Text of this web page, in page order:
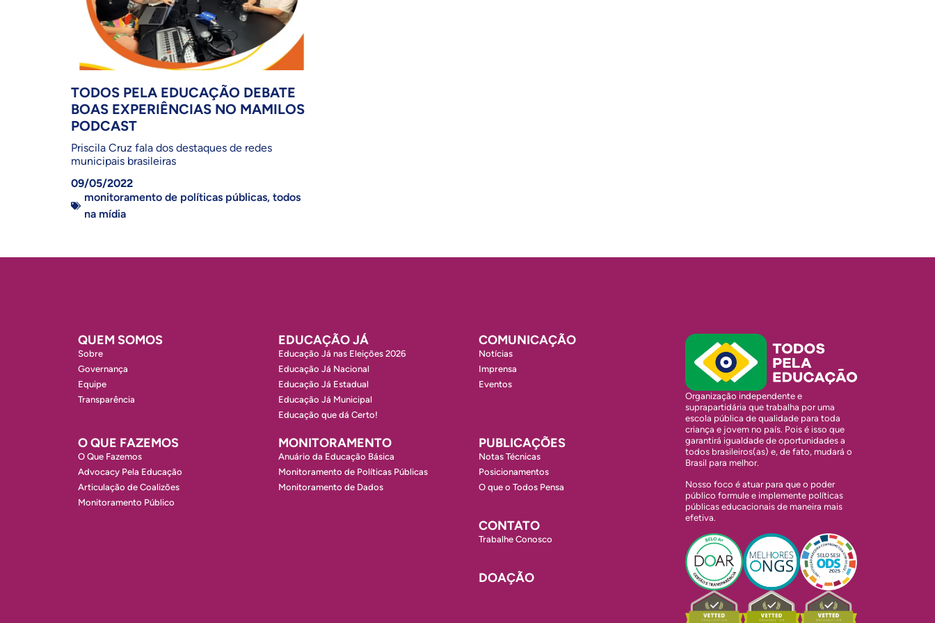
TODOS PELA EDUCAÇÃO DEBATE
BOAS EXPERIÊNCIAS NO MAMILOS
PODCAST
Priscila Cruz fala dos destaques de redes
municipais brasileiras
09/05/2022
monitoramento de políticas públicas, todos
na mídia
QUEM SOMOS
Sobre
Governança
Equipe
Transparência
EDUCAÇÃO JÁ
Educação Já nas Eleições 2026
Educação Já Nacional
Educação Já Estadual
Educação Já Municipal
Educação que dá Certo!
COMUNICAÇÃO
Notícias
Imprensa
Eventos
O QUE FAZEMOS
O Que Fazemos
Advocacy Pela Educação
Articulação de Coalizões
Monitoramento Público
MONITORAMENTO
Anuário da Educação Básica
Monitoramento de Políticas Públicas
Monitoramento de Dados
PUBLICAÇÕES
Notas Técnicas
Posicionamentos
O que o Todos Pensa
CONTATO
Trabalhe Conosco
DOAÇÃO
Organização independente e
suprapartidária que trabalha por uma
escola pública de qualidade para toda
criança e jovem no país. Pois é isso que
garantirá igualdade de oportunidades a
todos brasileiros(as) e, de fato, mudará o
Brasil para melhor.
Nosso foco é atuar para que o poder
público formule e implemente políticas
públicas educacionais de maneira mais
efetiva.